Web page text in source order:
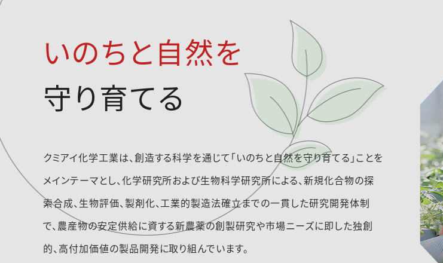
いのちと自然を
守り育てる
クミアイ化学工業は、創造する科学を通じて「いのちと自然を守り育てる」ことを
メインテーマとし、化学研究所および生物科学研究所による、新規化合物の探
索合成、生物評価、製剤化、工業的製造法確立までの一貫した研究開発体制
で、農産物の安定供給に資する新農薬の創製研究や市場ニーズに即した独創
的、高付加価値の製品開発に取り組んでいます。